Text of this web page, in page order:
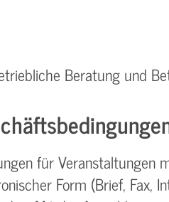
Beratung und
für Veranstaltungen
Form (Brief, Fax,